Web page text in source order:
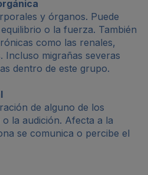
y órganos. Puede
o la fuerza. También
como las renales,
Incluso migrañas severas
dentro de este grupo.
de alguno de los
la audición. Afecta a la
se comunica o percibe el